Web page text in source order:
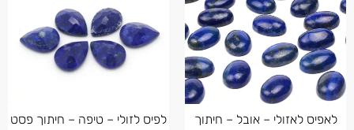
לאפיס לאזולי – אובל – חיתוך
לפיס לזולי – טיפה – חיתוך פסט